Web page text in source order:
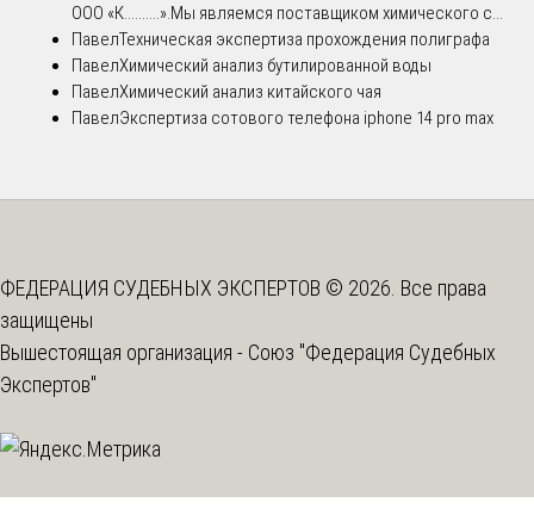
ООО «К..........».Мы являемся поставщиком химического с...
ПавелТехническая экспертиза прохождения полиграфа
ПавелХимический анализ бутилированной воды
ПавелХимический анализ китайского чая
ПавелЭкспертиза сотового телефона iphone 14 pro max
ФЕДЕРАЦИЯ СУДЕБНЫХ ЭКСПЕРТОВ © 2026. Все права
защищены
Вышестоящая организация - Союз "Федерация Судебных
Экспертов"